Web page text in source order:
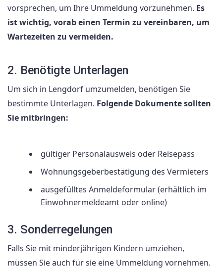
vorsprechen, um Ihre Ummeldung vorzunehmen. Es
ist wichtig, vorab einen Termin zu vereinbaren, um
Wartezeiten zu vermeiden.
2. Benötigte Unterlagen
Um sich in Lengdorf umzumelden, benötigen Sie
bestimmte Unterlagen. Folgende Dokumente sollten
Sie mitbringen:
gültiger Personalausweis oder Reisepass
Wohnungsgeberbestätigung des Vermieters
ausgefülltes Anmeldeformular (erhältlich im
Einwohnermeldeamt oder online)
3. Sonderregelungen
Falls Sie mit minderjährigen Kindern umziehen,
müssen Sie auch für sie eine Ummeldung vornehmen.